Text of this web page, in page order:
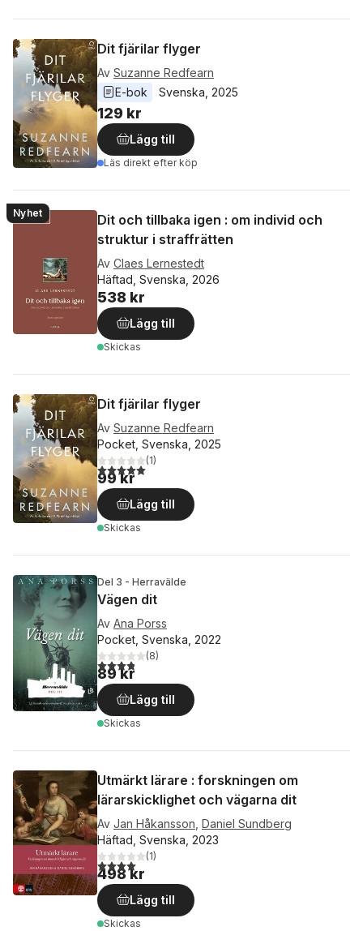
Dit fjärilar flyger
Av Suzanne Redfearn
E-bok
Svenska 2025
129 kr
Lägg till
Läs direkt efter köp
Nyhet
Dit och tillbaka igen : om individ och
struktur i straffrätten
Av Claes Lernestedt
Häftad, Svenska, 2026
538 kr
Lägg till
Skickas
Dit fjärilar flyger
Av Suzanne Redfearn
Pocket, Svenska, 2025
5,0utav 5 stjärnor. Totalt antal röster:
(1)
99 kr
Lägg till
Skickas
Del 3 - Herravälde
Vägen dit
Av Ana Porss
Pocket, Svenska, 2022
3,8utav 5 stjärnor. Totalt antal röster:
(8)
89 kr
Lägg till
Skickas
Utmärkt lärare : forskningen om
lärarskicklighet och vägarna dit
Av Jan Håkansson Daniel Sundberg
Häftad, Svenska, 2023
4,0utav 5 stjärnor. Totalt antal röster:
(1)
498 kr
Lägg till
Skickas